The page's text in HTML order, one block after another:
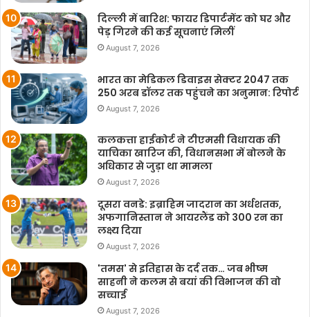
दिल्ली में बारिश: फायर डिपार्टमेंट को घर और
पेड़ गिरने की कई सूचनाएं मिलीं
August 7, 2026
भारत का मेडिकल डिवाइस सेक्टर 2047 तक
250 अरब डॉलर तक पहुंचने का अनुमान: रिपोर्ट
August 7, 2026
कलकत्ता हाईकोर्ट ने टीएमसी विधायक की
याचिका खारिज की, विधानसभा में बोलने के
अधिकार से जुड़ा था मामला
August 7, 2026
दूसरा वनडे: इब्राहिम जादरान का अर्धशतक,
अफगानिस्तान ने आयरलैंड को 300 रन का
लक्ष्य दिया
August 7, 2026
'तमस' से इतिहास के दर्द तक… जब भीष्म
साहनी ने कलम से बयां की विभाजन की वो
सच्चाई
August 7, 2026